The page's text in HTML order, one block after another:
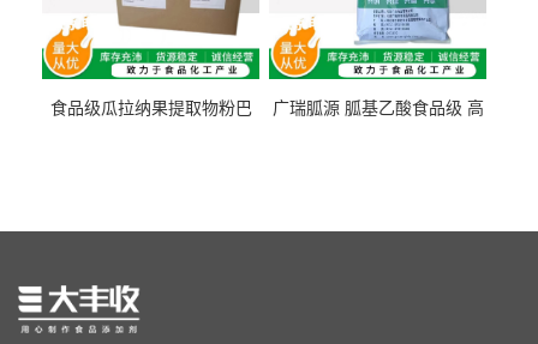
食品级瓜拉纳果提取物粉巴
广瑞胍源 胍基乙酸食品级 高